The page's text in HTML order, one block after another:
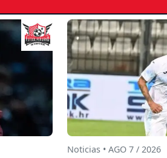
Noticias • AGO 7 / 2026